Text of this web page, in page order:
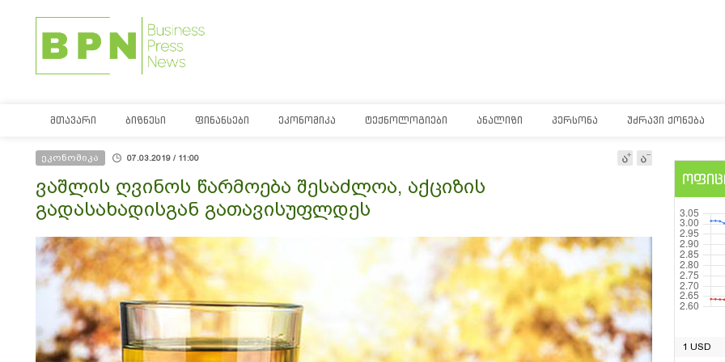
ᲛᲗᲐᲕᲐᲠᲘ ᲑᲘᲖᲜᲔᲡᲘ ᲤᲘᲜᲐᲜᲡᲔᲑᲘ ᲔᲙᲝᲜᲝᲛᲘᲙᲐ ᲢᲔᲥᲜᲝᲚᲝᲒᲘᲔᲑᲘ ᲐᲜᲐᲚᲘᲖᲘ ᲞᲔᲠᲡᲝᲜᲐ ᲣᲫᲠᲐᲕᲘ ᲥᲝᲜᲔᲑᲐ
ეკონომიკა 07.03.2019 / 11:00
ვაშლის ღვინოს წარმოება შესაძლოა, აქციზის
გადასახადისგან გათავისუფლდეს
1 USD